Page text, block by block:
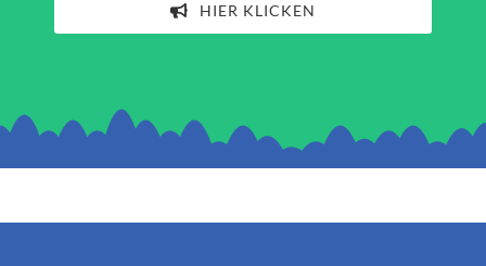
HIER KLICKEN